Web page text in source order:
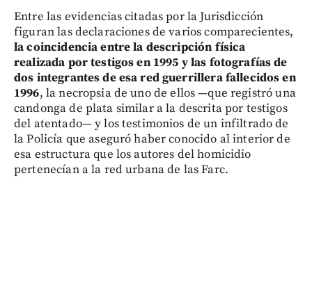
Entre las evidencias citadas por la Jurisdicción
figuran las declaraciones de varios comparecientes,
la coincidencia entre la descripción física
realizada por testigos en 1995 y las fotografías de
dos integrantes de esa red guerrillera fallecidos en
1996, la necropsia de uno de ellos —que registró una
candonga de plata similar a la descrita por testigos
del atentado— y los testimonios de un infiltrado de
la Policía que aseguró haber conocido al interior de
esa estructura que los autores del homicidio
pertenecían a la red urbana de las Farc.